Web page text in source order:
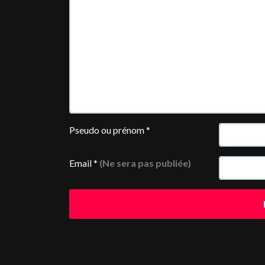
Pseudo ou prénom*
Email* (Ne sera pas publiée)